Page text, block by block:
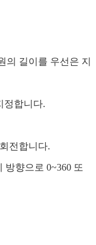
의 길이를 우선은 지
정합니다.
전합니다.
방향으로 0~360 또